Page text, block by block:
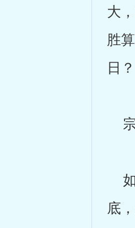
大
胜
日？
底